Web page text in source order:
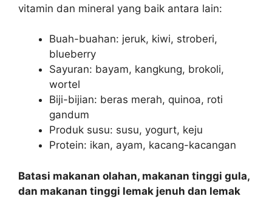
vitamin dan mineral yang baik antara lain:
Buah-buahan: jeruk, kiwi, stroberi,
blueberry
Sayuran: bayam, kangkung, brokoli,
wortel
Biji-bijian: beras merah, quinoa, roti
gandum
Produk susu: susu, yogurt, keju
Protein: ikan, ayam, kacang-kacangan
Batasi makanan olahan, makanan tinggi gula,
dan makanan tinggi lemak jenuh dan lemak